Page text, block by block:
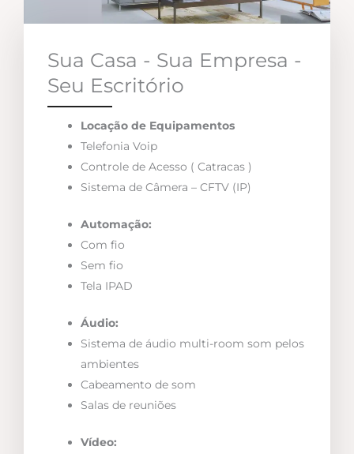
Sua Casa - Sua Empresa -
Seu Escritório
Locação de Equipamentos
Telefonia Voip
Controle de Acesso ( Catracas )
Sistema de Câmera – CFTV (IP)
Automação:
Com fio
Sem fio
Tela IPAD
Áudio:
Sistema de áudio multi-room som pelos
ambientes
Cabeamento de som
Salas de reuniões
Vídeo: